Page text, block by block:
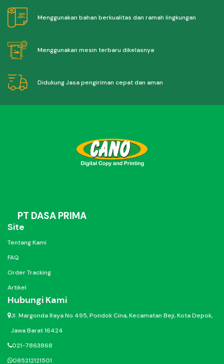
Menggunakan bahan berkualitas dan ramah lingkungan
Menggunakan mesin terbaru dikelasnya
Didukung Jasa pengiriman cepat dan aman
PT DASA PRIMA
Site
Tentang Kami
FAQ
Order Tracking
Artikel
Hubungi Kami
Jl. Margonda Raya No.495, Pondok Cina, Kecamatan Beji, Kota Depok,
Jawa Barat 16424
021-7863868
085212121501